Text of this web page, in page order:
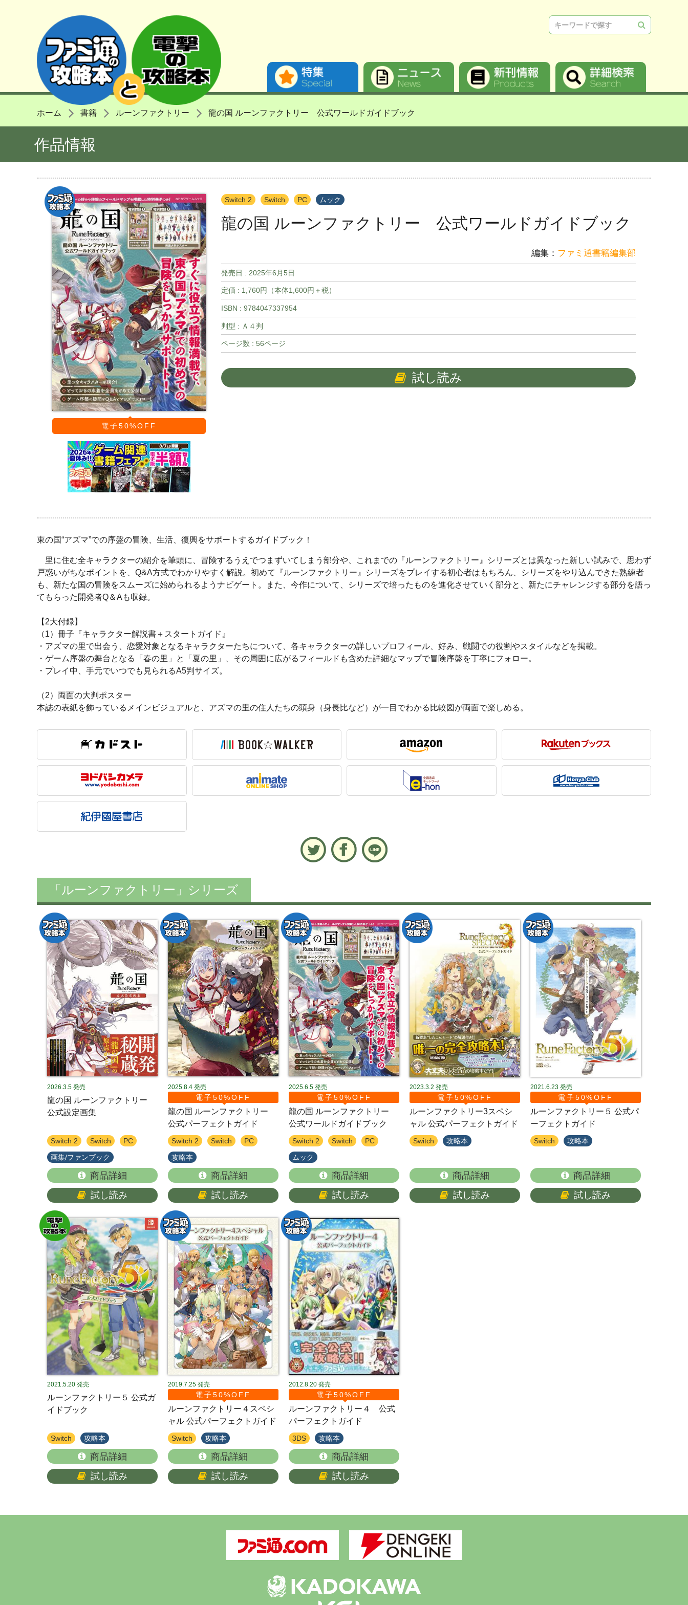
ホーム 書籍 ルーンファクトリー 龍の国 ルーンファクトリー 公式ワールドガイドブック
作品情報
電子50%OFF
Switch 2 Switch PC ムック
龍の国 ルーンファクトリー 公式ワールドガイドブック
編集： ファミ通書籍編集部
発売日 : 2025年6月5日
定価 : 1,760円（本体1,600円＋税）
ISBN : 9784047337954
判型 : Ａ４判
ページ数 : 56ページ
試し読み
東の国“アズマ”での序盤の冒険、生活、復興をサポートするガイドブック！
里に住む全キャラクターの紹介を筆頭に、冒険するうえでつまずいてしまう部分や、これまでの『ルーンファクトリー』シリーズとは異なった新しい試みで、思わず
戸惑いがちなポイントを、Q&A方式でわかりやすく解説。初めて『ルーンファクトリー』シリーズをプレイする初心者はもちろん、シリーズをやり込んできた熟練者
も、新たな国の冒険をスムーズに始められるようナビゲート。また、今作について、シリーズで培ったものを進化させていく部分と、新たにチャレンジする部分を語っ
てもらった開発者Q＆Aも収録。
【2大付録】
（1）冊子『キャラクター解説書＋スタートガイド』
・アズマの里で出会う、恋愛対象となるキャラクターたちについて、各キャラクターの詳しいプロフィール、好み、戦闘での役割やスタイルなどを掲載。
・ゲーム序盤の舞台となる「春の里」と「夏の里」、その周囲に広がるフィールドも含めた詳細なマップで冒険序盤を丁寧にフォロー。
・プレイ中、手元でいつでも見られるA5判サイズ。
（2）両面の大判ポスター
本誌の表紙を飾っているメインビジュアルと、アズマの里の住人たちの頭身（身長比など）が一目でわかる比較図が両面で楽しめる。
「ルーンファクトリー」シリーズ
2026.3.5 発売
龍の国 ルーンファクトリー
公式設定画集
Switch 2 Switch PC
画集/ファンブック
商品詳細
試し読み
2025.8.4 発売
電子50%OFF
龍の国 ルーンファクトリー
公式パーフェクトガイド
Switch 2 Switch PC
攻略本
商品詳細
試し読み
2025.6.5 発売
電子50%OFF
龍の国 ルーンファクトリー
公式ワールドガイドブック
Switch 2 Switch PC
ムック
商品詳細
試し読み
2023.3.2 発売
電子50%OFF
ルーンファクトリー3スペシ
ャル 公式パーフェクトガイド
Switch 攻略本
商品詳細
試し読み
2021.6.23 発売
電子50%OFF
ルーンファクトリー５ 公式パ
ーフェクトガイド
Switch 攻略本
商品詳細
試し読み
2021.5.20 発売
ルーンファクトリー５ 公式ガ
イドブック
Switch 攻略本
商品詳細
試し読み
2019.7.25 発売
電子50%OFF
ルーンファクトリー４スペシ
ャル 公式パーフェクトガイド
Switch 攻略本
商品詳細
試し読み
2012.8.20 発売
電子50%OFF
ルーンファクトリー４ 公式
パーフェクトガイド
3DS 攻略本
商品詳細
試し読み